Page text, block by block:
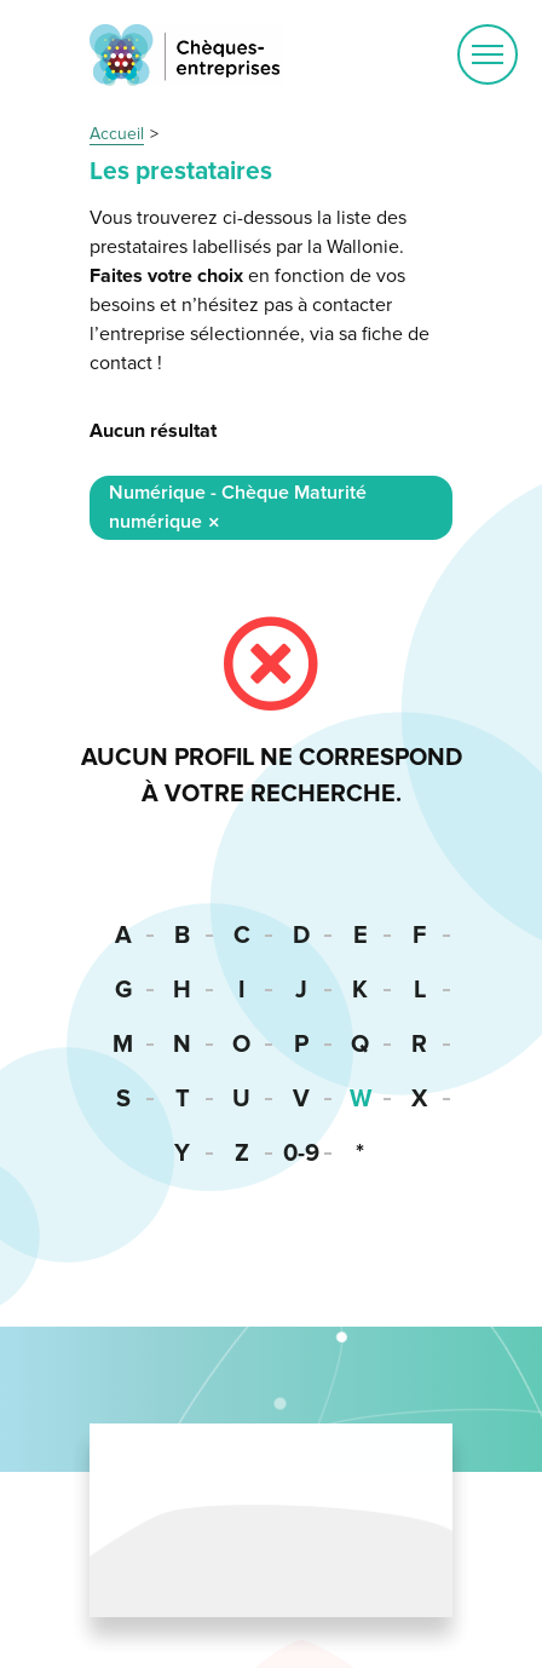
Accueil
Les prestataires
Vous trouverez ci-dessous la liste des
prestataires labellisés par la Wallonie.
Faites votre choix en fonction de vos
besoins et n’hésitez pas à contacter
l’entreprise sélectionnée, via sa fiche de
contact !
Aucun résultat
Numérique - Chèque Maturité
numérique
AUCUN PROFIL NE CORRESPOND
À VOTRE RECHERCHE.
A B C D E
F
G
H I J K
L
M
N O P Q
R
S
T U V W
X
Y
Z 0-9 *
Ouvrir
le